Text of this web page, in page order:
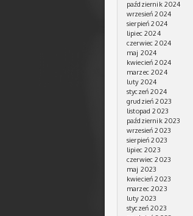
październik 2024
wrzesień 2024
sierpień 2024
lipiec 2024
czerwiec 2024
maj 2024
kwiecień 2024
marzec 2024
luty 2024
styczeń 2024
grudzień 2023
listopad 2023
październik 2023
wrzesień 2023
sierpień 2023
lipiec 2023
czerwiec 2023
maj 2023
kwiecień 2023
marzec 2023
luty 2023
styczeń 2023